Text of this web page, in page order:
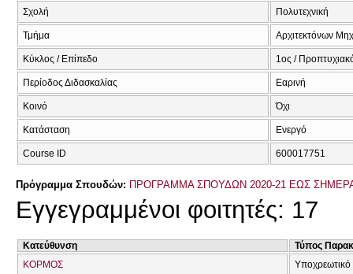
Σχολή Πολυτεχνική
Τμήμα Αρχιτεκτόνων
Κύκλος / Επίπεδο 1ος /
Περίοδος Διδασκαλίας Εαρινή
Κοινό Όχι
Κατάσταση Ενεργό
Course ID 600017751
Πρόγραμμα Σπουδών: ΠΡΟΓΡΑΜΜΑ ΣΠΟΥΔΩΝ 2020-21 ΕΩΣ
Εγγεγραμμένοι φοιτητές: 17
Κατεύθυνση
Τύπος
ΚΟΡΜΟΣ